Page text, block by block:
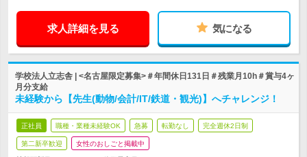
求人詳細を見る 気になる
学校法人立志舎 | <名古屋限定募集>＃年間休日131日＃残業月10h＃賞与4ヶ
月分支給
未経験から【先生(動物/会計/IT/鉄道・観光)】へチャレンジ！
正社員 職種・業種未経験OK 急募 転勤なし 完全週休2日制
第二新卒歓迎 女性のおしごと掲載中